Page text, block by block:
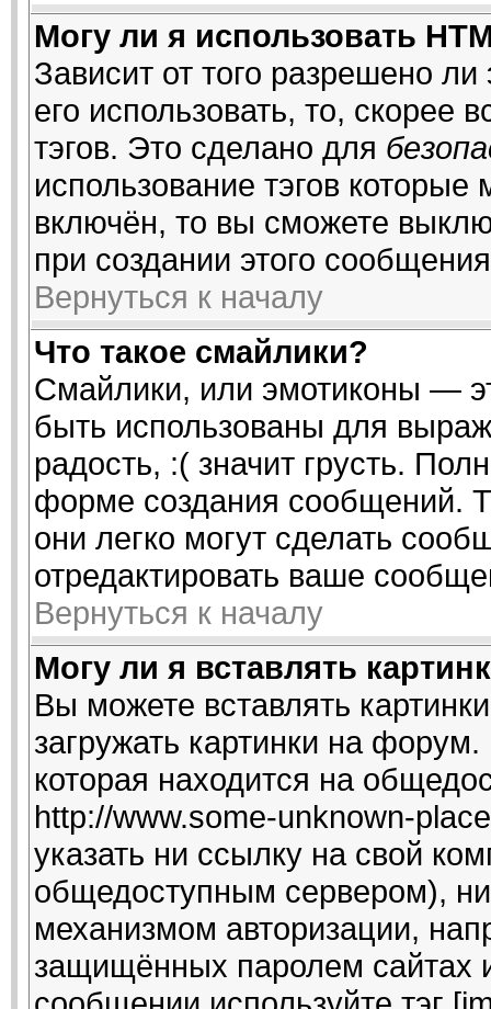
Могу ли я использовать
Зависит от того разрешено
его использовать, то, скорее
тэгов. Это сделано для
использование тэгов
включён, то вы сможете
при создании этого
Вернуться к началу
Что такое смайлики?
Смайлики, или эмотиконы —
быть использованы для
радость, :( значит грусть.
форме создания сообщений.
они легко могут сделать
отредактировать ваше
Вернуться к началу
Могу ли я вставлять
Вы можете вставлять
загружать картинки на
которая находится на
http://www.some-unknown-
указать ни ссылку на свой
общедоступным сервером), ни
механизмом авторизации,
защищённых паролем сайтах